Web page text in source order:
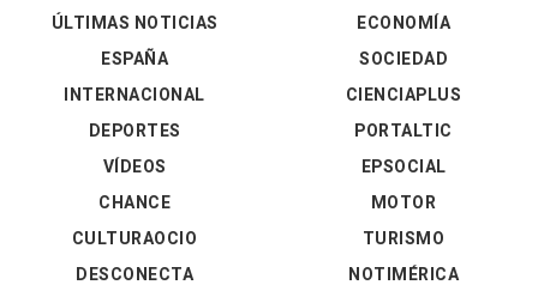
ÚLTIMAS NOTICIAS
ESPAÑA
INTERNACIONAL
DEPORTES
VÍDEOS
ECONOMÍA
SOCIEDAD
CIENCIAPLUS
PORTALTIC
EPSOCIAL
CHANCE
CULTURAOCIO
DESCONECTA
MOTOR
TURISMO
NOTIMÉRICA